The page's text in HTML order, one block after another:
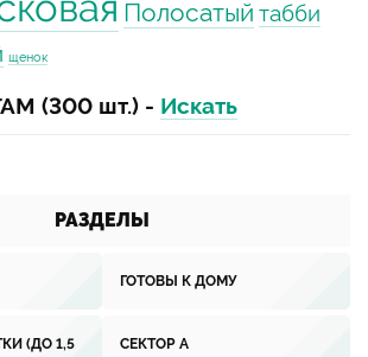
Полосатый табби
щенок
(300 шт.) - Искать
РАЗДЕЛЫ
ГОТОВЫ К ДОМУ
(ДО 1,5
СЕКТОР А